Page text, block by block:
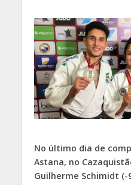
No último dia de
Astana, no
Guilherme Schimidt